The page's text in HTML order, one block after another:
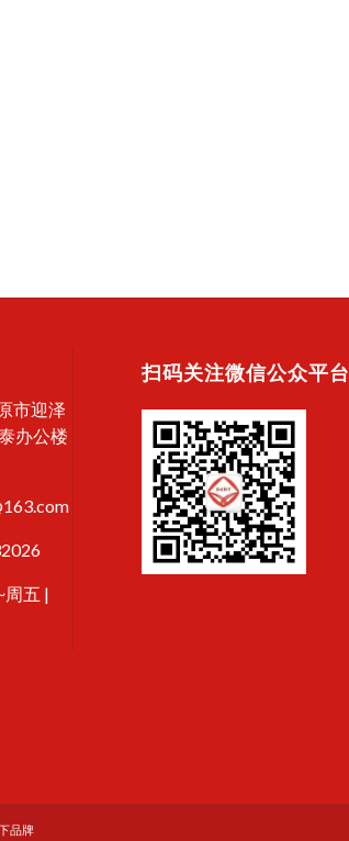
市迎泽
办公楼
周五 |
扫码关注微信公众平台
品牌